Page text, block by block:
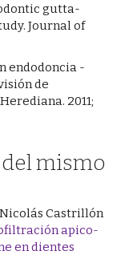
gutta-
Journal of
endodoncia -
de
2011;
mismo
Castrillón
apico-
en dientes